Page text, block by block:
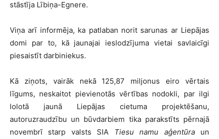
stāstīja Lībiņa-Egnere.
Viņa arī informēja, ka patlaban norit sarunas ar Liepājas
domi par to, kā jaunajai ieslodzījuma vietai savlaicīgi
piesaistīt darbiniekus.
Kā ziņots, vairāk nekā 125,87 miljonus eiro vērtais
līgums, neskaitot pievienotās vērtības nodokli, par ilgi
lolotā jaunā Liepājas cietuma projektēšanu,
autoruzraudzību un būvdarbiem tika parakstīts pērnajā
novembrī starp valsts SIA Tiesu namu aģentūraun